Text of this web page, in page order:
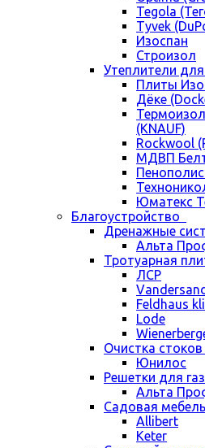
Tegola
Tyvek
Изоспан
Строизол
Утеплители
Плиты
Дёке
(KNAUF)
Rockwool
МДВП
Юматекс
Благоустройство
Дренажные
Альта
Тротуарная
ЛСР
Feldhaus
Lode
Очистка стоков
Юнилос
Решетки для
Альта
Садовая мебель
Allibert
Keter